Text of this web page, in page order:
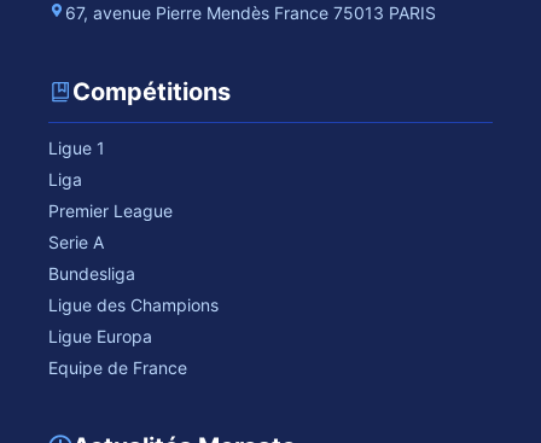
67, avenue Pierre Mendès France 75013 PARIS
Compétitions
Ligue 1
Liga
Premier League
Serie A
Bundesliga
Ligue des Champions
Ligue Europa
Equipe de France